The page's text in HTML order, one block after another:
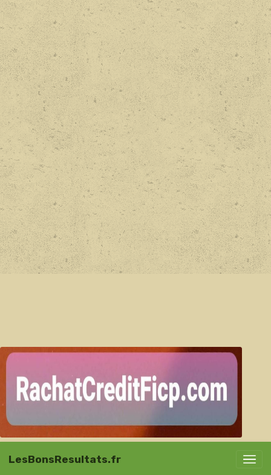
LesBonsResultats.fr